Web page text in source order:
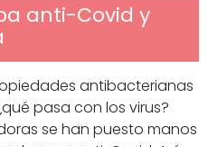
anti-Covid y
antibacterianas
pasa con los virus?
se han puesto manos
las zapatillas
Putellas para Nike
la nueva era del